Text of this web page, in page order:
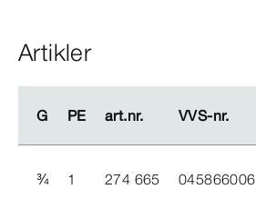
Artikler
G PE art.nr. VVS-​nr.
G PE art.nr. VVS-​nr.
¾ 1 274 665 045866006